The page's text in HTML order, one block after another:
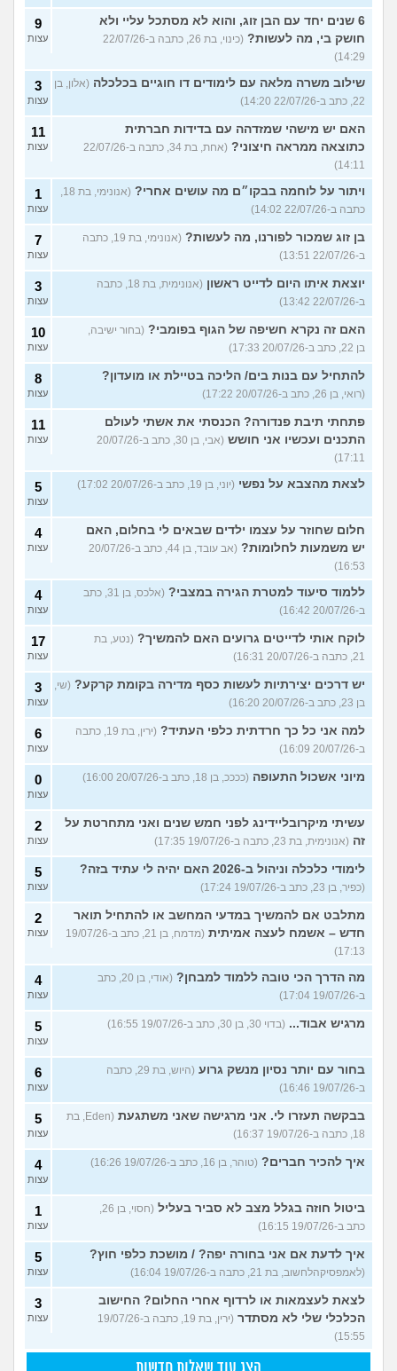
6 שנים יחד עם הבן זוג, והוא לא מסתכל עליי ולא
חושק בי, מה לעשות?
(כינוי, בת 26, כתבה ב-22/07/26
14:29)
9
עצות
שילוב משרה מלאה עם לימודים דו חוגיים בכלכלה (אלון, בן
22, כתב ב-22/07/26 14:20)
3
עצות
האם יש מישהי שמזדהה עם בדידות חברתית
כתוצאה ממראה חיצוני?
(אחת, בת 34, כתבה ב-22/07/26
14:11)
11
עצות
ויתור על לוחמה בבקו״ם מה עושים אחרי?
(אנונימי, בת 18,
כתבה ב-22/07/26 14:02)
1
עצות
בן זוג שמכור לפורנו, מה לעשות?
(אנונימי, בת 19, כתבה
ב-22/07/26 13:51)
7
עצות
יוצאת איתו היום לדייט ראשון
(אנונימית, בת 18, כתבה
ב-22/07/26 13:42)
3
עצות
האם זה נקרא חשיפה של הגוף בפומבי? (בחור ישיבה,
בן 22, כתב ב-20/07/26 17:33)
10
עצות
להתחיל עם בנות בים/ הליכה בטיילת או מועדון?
(רואי, בן 26, כתב ב-20/07/26 17:22)
8
עצות
פתחתי תיבת פנדורה? הכנסתי את אשתי לעולם
התכנים ועכשיו אני חושש
(אבי, בן 30, כתב ב-20/07/26
17:11)
11
עצות
לצאת מהצבא על נפשי (יוני, בן 19, כתב ב-20/07/26 17:02) 5
עצות
חלום שחוזר על עצמו ילדים שבאים לי בחלום, האם
יש משמעות לחלומות?
(אב עובד, בן 44, כתב ב-20/07/26
16:53)
4
עצות
ללמוד סיעוד למטרת הגירה במצבי?
(אלכס, בן 31, כתב
ב-20/07/26 16:42)
4
עצות
לוקח אותי לדייטים גרועים האם להמשיך? (נטע, בת
21, כתבה ב-20/07/26 16:31)
17
עצות
יש דרכים יצירתיות לעשות כסף מדירה בקומת קרקע? (שי,
בן 23, כתב ב-20/07/26 16:20)
3
עצות
למה אני כל כך חרדתית כלפי העתיד?
(ירין, בת 19, כתבה
ב-20/07/26 16:09)
6
עצות
מיוני אשכול התעופה (ככככ, בן 18, כתב ב-20/07/26 16:00) 0
עצות
עשיתי מיקרובליידינג לפני חמש שנים ואני מתחרטת על
זה (אנונימית, בת 23, כתבה ב-19/07/26 17:35)
2
עצות
לימודי כלכלה וניהול ב-2026 האם יהיה לי עתיד בזה?
(כפיר, בן 23, כתב ב-19/07/26 17:24)
5
עצות
מתלבט אם להמשיך במדעי המחשב או להתחיל תואר
חדש – אשמח לעצה אמיתית
(מדמח, בן 21, כתב ב-19/07/26
17:13)
2
עצות
מה הדרך הכי טובה ללמוד למבחן?
(אודי, בן 20, כתב
ב-19/07/26 17:04)
4
עצות
מרגיש אבוד... (בדוי 30, בן 30, כתב ב-19/07/26 16:55) 5
עצות
בחור עם יותר נסיון מנשק גרוע
(היוש, בת 29, כתבה
ב-19/07/26 16:46)
6
עצות
בבקשה תעזרו לי. אני מרגישה שאני משתגעת
(Eden, בת
18, כתבה ב-19/07/26 16:37)
5
עצות
איך להכיר חברים? (טוהר, בן 16, כתב ב-19/07/26 16:26) 4
עצות
ביטול חוזה בגלל מצב לא סביר בעליל
(חסוי, בן 26,
כתב ב-19/07/26 16:15)
1
עצות
איך לדעת אם אני בחורה יפה? / מושכת כלפי חוץ?
(לאמפסיקהלחשוב, בת 21, כתבה ב-19/07/26 16:04)
5
עצות
לצאת לעצמאות או לרדוף אחרי החלום? החישוב
הכלכלי שלי לא מסתדר
(ירין, בת 19, כתבה ב-19/07/26
15:55)
3
עצות